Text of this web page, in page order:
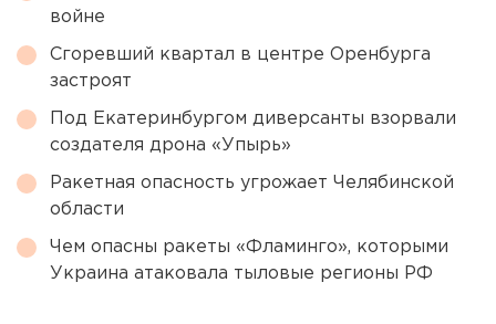
войне
Сгоревший квартал в центре Оренбурга
застроят
Под Екатеринбургом диверсанты взорвали
создателя дрона «Упырь»
Ракетная опасность угрожает Челябинской
области
Чем опасны ракеты «Фламинго», которыми
Украина атаковала тыловые регионы РФ